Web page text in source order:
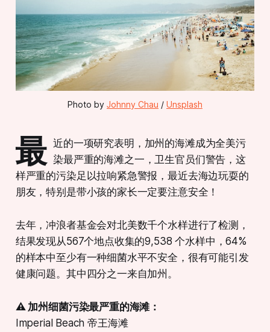
Photo by Johnny Chau / Unsplash
最 近的一项研究表明，加州的海滩成为全美污
染最严重的海滩之一，卫生官员们警告，这
样严重的污染足以拉响紧急警报，最近去海边玩耍的
朋友，特别是带小孩的家长一定要注意安全！
去年，冲浪者基金会对北美数千个水样进行了检测，
结果发现从567个地点收集的9,538 个水样中，64%
的样本中至少有一种细菌水平不安全，很有可能引发
健康问题。其中四分之一来自加州。
⚠️ 加州细菌污染最严重的海滩：
Imperial Beach 帝王海滩